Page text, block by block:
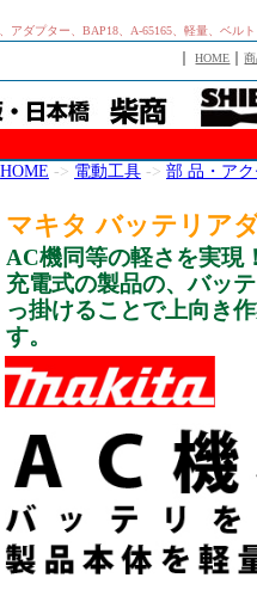
アダプター、BAP18、A-65165、軽量、ベ
｜HOME ｜
HOME -> 電動工具 -> 部 品・ア
マキタ バッテリア
AC機同等の軽さを実現
充電式の製品の、バッ
っ掛けることで上向き
す。